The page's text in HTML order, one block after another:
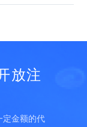
放注
定金额的代